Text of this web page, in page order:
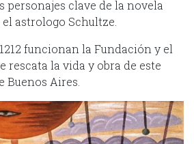
personajes clave de la novela
astrologo Schultze.
funcionan la Fundación y el
rescata la vida y obra de este
Buenos Aires.